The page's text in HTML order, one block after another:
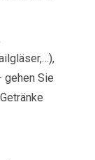
gehen Sie